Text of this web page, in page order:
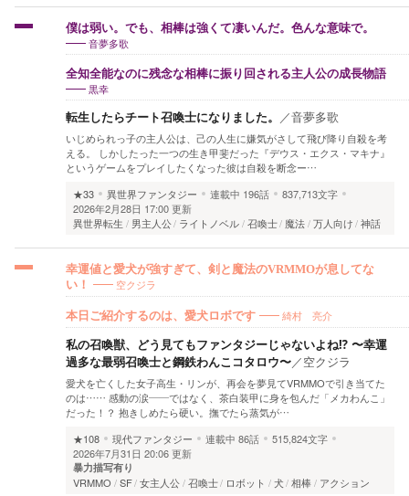
僕は弱い。でも、相棒は強くて凄いんだ。色んな意味で。
音夢多歌
全知全能なのに残念な相棒に振り回される主人公の成長物語
黒幸
転生したらチート召喚士になりました。 ／音夢多歌
いじめられっ子の主人公は、己の人生に嫌気がさして飛び降り自殺を考
える。 しかしたった一つの生き甲斐だった『デウス・エクス・マキナ』
というゲームをプレイしたくなった彼は自殺を断念ー…
★33
異世界ファンタジー 連載中 196話
837,713文字
2026年2月28日 17:00 更新
異世界転生
男主人公 ライトノベル 召喚士 魔法 万人向け 神話
幸運値と愛犬が強すぎて、剣と魔法のVRMMOが息してな
い！
空クジラ
本日ご紹介するのは、愛犬ロボです 綺村 亮介
私の召喚獣、どう見てもファンタジーじゃないよね⁉︎ 〜幸運
過多な最弱召喚士と鋼鉄わんこコタロウ〜／空クジラ
愛犬を亡くした女子高生・リンが、再会を夢見てVRMMOで引き当てた
のは…… 感動の涙――ではなく、茶白装甲に身を包んだ「メカわんこ」
だった！？ 抱きしめたら硬い。撫でたら蒸気が…
★108
現代ファンタジー 連載中 86話
515,824文字
2026年7月31日 20:06 更新
暴力描写有り
VRMMO SF 女主人公 召喚士 ロボット 犬 相棒 アクション